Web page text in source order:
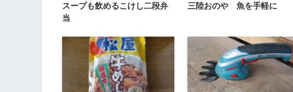
スープも飲めるこけし二段弁
当
三陸おのや 魚を手軽に